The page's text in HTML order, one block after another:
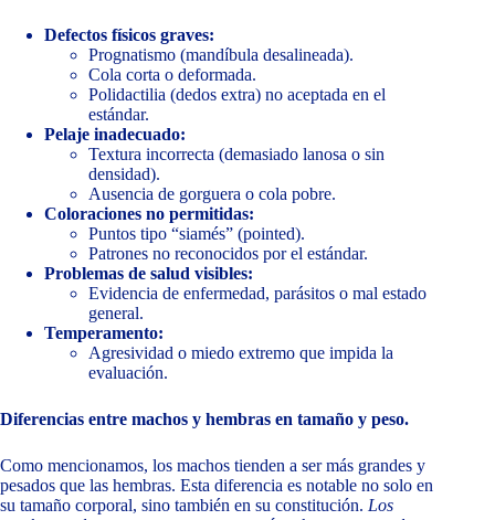
Defectos físicos graves:
Prognatismo (mandíbula desalineada).
Cola corta o deformada.
Polidactilia (dedos extra) no aceptada en el
estándar.
Pelaje inadecuado:
Textura incorrecta (demasiado lanosa o sin
densidad).
Ausencia de gorguera o cola pobre.
Coloraciones no permitidas:
Puntos tipo “siamés” (pointed).
Patrones no reconocidos por el estándar.
Problemas de salud visibles:
Evidencia de enfermedad, parásitos o mal estado
general.
Temperamento:
Agresividad o miedo extremo que impida la
evaluación.
Diferencias entre machos y hembras en tamaño y peso.
Como mencionamos, los machos tienden a ser más grandes y
pesados que las hembras. Esta diferencia es notable no solo en
su tamaño corporal, sino también en su constitución. Los